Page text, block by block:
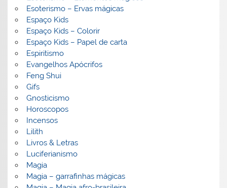
Esoterismo – Ervas mágicas
Espaço Kids
Espaço Kids – Colorir
Espaço Kids – Papel de carta
Espiritismo
Evangelhos Apócrifos
Feng Shui
Gifs
Gnosticismo
Horoscopos
Incensos
Lilith
Livros & Letras
Luciferianismo
Magia
Magia – garrafinhas mágicas